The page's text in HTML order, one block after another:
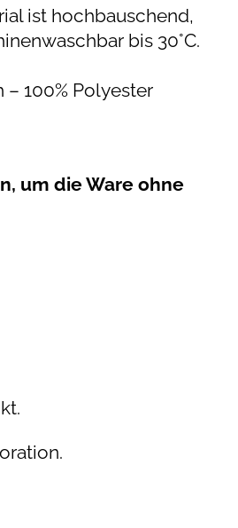
ist hochbauschend,
bis 30°C.
100% Polyester
um die Ware ohne